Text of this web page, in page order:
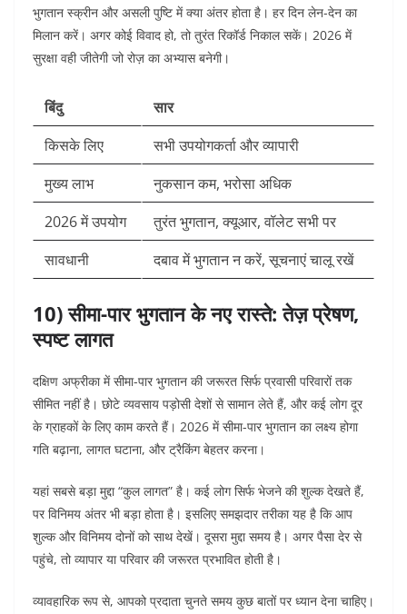
भुगतान स्क्रीन और असली पुष्टि में क्या अंतर होता है। हर दिन लेन-देन का
मिलान करें। अगर कोई विवाद हो, तो तुरंत रिकॉर्ड निकाल सकें। 2026 में
सुरक्षा वही जीतेगी जो रोज़ का अभ्यास बनेगी।
बिंदु
सार
किसके लिए
सभी उपयोगकर्ता और व्यापारी
मुख्य लाभ
नुकसान कम, भरोसा अधिक
2026 में उपयोग
तुरंत भुगतान, क्यूआर, वॉलेट सभी पर
सावधानी
दबाव में भुगतान न करें, सूचनाएं चालू रखें
10) सीमा-पार भुगतान के नए रास्ते: तेज़ प्रेषण,
स्पष्ट लागत
दक्षिण अफ्रीका में सीमा-पार भुगतान की जरूरत सिर्फ प्रवासी परिवारों तक
सीमित नहीं है। छोटे व्यवसाय पड़ोसी देशों से सामान लेते हैं, और कई लोग दूर
के ग्राहकों के लिए काम करते हैं। 2026 में सीमा-पार भुगतान का लक्ष्य होगा
गति बढ़ाना, लागत घटाना, और ट्रैकिंग बेहतर करना।
यहां सबसे बड़ा मुद्दा “कुल लागत” है। कई लोग सिर्फ भेजने की शुल्क देखते हैं,
पर विनिमय अंतर भी बड़ा होता है। इसलिए समझदार तरीका यह है कि आप
शुल्क और विनिमय दोनों को साथ देखें। दूसरा मुद्दा समय है। अगर पैसा देर से
पहुंचे, तो व्यापार या परिवार की जरूरत प्रभावित होती है।
व्यावहारिक रूप से, आपको प्रदाता चुनते समय कुछ बातों पर ध्यान देना चाहिए।